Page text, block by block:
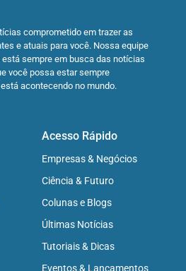
comprometido em trazer as
e atuais para você. Nossa equipe
sempre em busca das notícias
você possa estar sempre
acontecendo no mundo.
Acesso Rápido
Empresas & Negócios
Ciência & Futuro
Colunas e Blogs
Últimas Notícias
Tutoriais & Dicas
Eventos & Lançamentos